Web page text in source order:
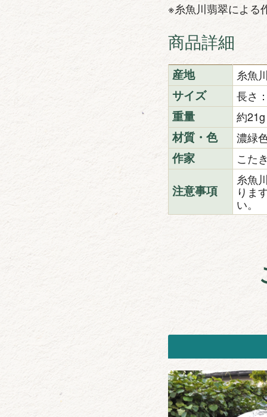
※糸魚川翡翠による
商品詳細
産地 糸魚
サイズ 長さ
重量 約21g
材質・色 濃緑
作家 こた
注意事項
糸魚
りま
い。